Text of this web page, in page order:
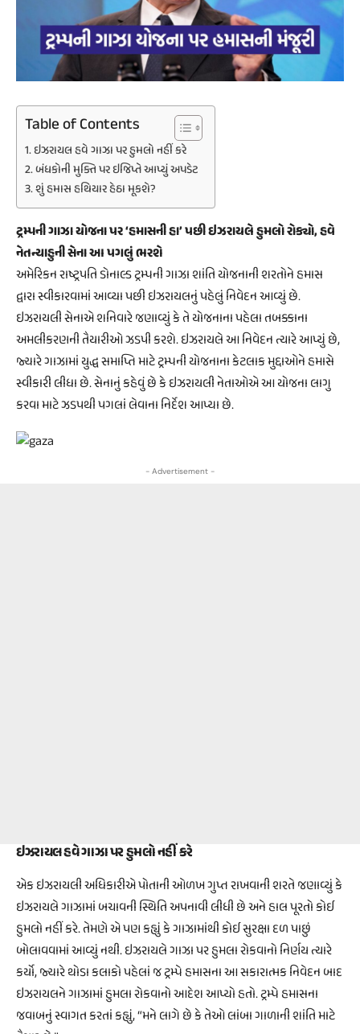
Table of Contents
ઇઝરાયલ હવે ગાઝા પર હુમલો નહીં કરે
બંધકોની મુક્તિ પર ઇજિપ્તે આપ્યું અપડેટ
શું હમાસ હથિયાર હેઠા મૂકશે?
ટ્રમ્પની ગાઝા યોજના પર ‘હમાસની હા’ પછી ઇઝરાયલે હુમલો રોક્યો, હવે
નેતન્યાહુની સેના આ પગલું ભરશે
અમેરિકન રાષ્ટ્રપતિ ડોનાલ્ડ ટ્રમ્પની ગાઝા શાંતિ યોજનાની શરતોને હમાસ
દ્વારા સ્વીકારવામાં આવ્યા પછી ઇઝરાયલનું પહેલું નિવેદન આવ્યું છે.
ઇઝરાયલી સેનાએ શનિવારે જણાવ્યું કે તે યોજનાના પહેલા તબક્કાના
અમલીકરણની તૈયારીઓ ઝડપી કરશે. ઇઝરાયલે આ નિવેદન ત્યારે આપ્યું છે,
જ્યારે ગાઝામાં યુદ્ધ સમાપ્તિ માટે ટ્રમ્પની યોજનાના કેટલાક મુદ્દાઓને હમાસે
સ્વીકારી લીધા છે. સેનાનું કહેવું છે કે ઇઝરાયલી નેતાઓએ આ યોજના લાગુ
કરવા માટે ઝડપથી પગલાં લેવાના નિર્દેશ આપ્યા છે.
- Advertisement -
ઇઝરાયલ હવે ગાઝા પર હુમલો નહીં કરે
એક ઇઝરાયલી અધિકારીએ પોતાની ઓળખ ગુપ્ત રાખવાની શરતે જણાવ્યું કે
ઇઝરાયલે ગાઝામાં બચાવની સ્થિતિ અપનાવી લીધી છે અને હાલ પૂરતો કોઈ
હુમલો નહીં કરે. તેમણે એ પણ કહ્યું કે ગાઝામાંથી કોઈ સુરક્ષા દળ પાછું
બોલાવવામાં આવ્યું નથી. ઇઝરાયલે ગાઝા પર હુમલા રોકવાનો નિર્ણય ત્યારે
કર્યો, જ્યારે થોડા કલાકો પહેલાં જ ટ્રમ્પે હમાસના આ સકારાત્મક નિવેદન બાદ
ઇઝરાયલને ગાઝામાં હુમલા રોકવાનો આદેશ આપ્યો હતો. ટ્રમ્પે હમાસના
જવાબનું સ્વાગત કરતાં કહ્યું, “મને લાગે છે કે તેઓ લાંબા ગાળાની શાંતિ માટે